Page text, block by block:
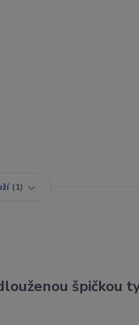
1
špičkou